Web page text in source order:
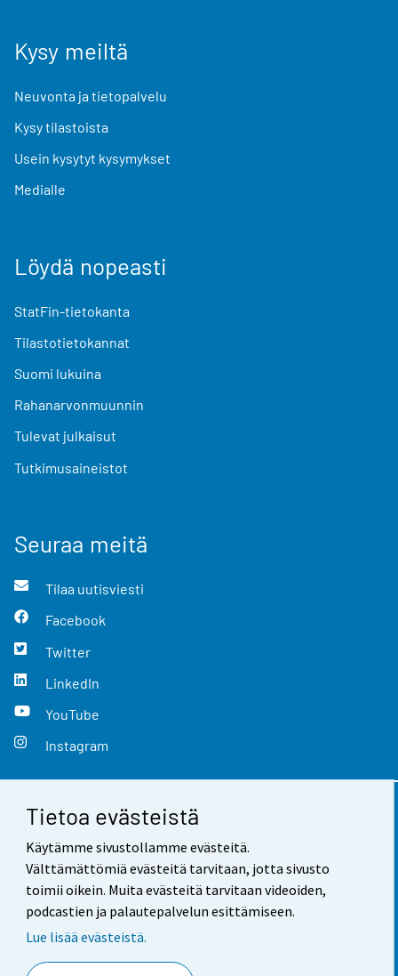
Tietoa evästeistä
Käytämme sivustollamme evästeitä.
Välttämättömiä evästeitä tarvitaan, jotta sivusto
toimii oikein. Muita evästeitä tarvitaan videoiden,
podcastien ja palautepalvelun esittämiseen.
Lue lisää evästeistä.
Kysy meiltä
Neuvonta ja tietopalvelu
Kysy tilastoista
Usein kysytyt kysymykset
Medialle
Löydä nopeasti
StatFin-tietokanta
Tilastotietokannat
Suomi lukuina
Rahanarvonmuunnin
Tulevat julkaisut
Tutkimusaineistot
Seuraa meitä
Tilaa uutisviesti
Facebook
Twitter
LinkedIn
YouTube
Instagram
Yhteystiedot
Palaute
Käyttöehdot
Saavutettavuus